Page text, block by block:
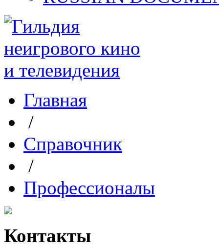
Главная
/
Справочник
/
Профессионалы
Контакты